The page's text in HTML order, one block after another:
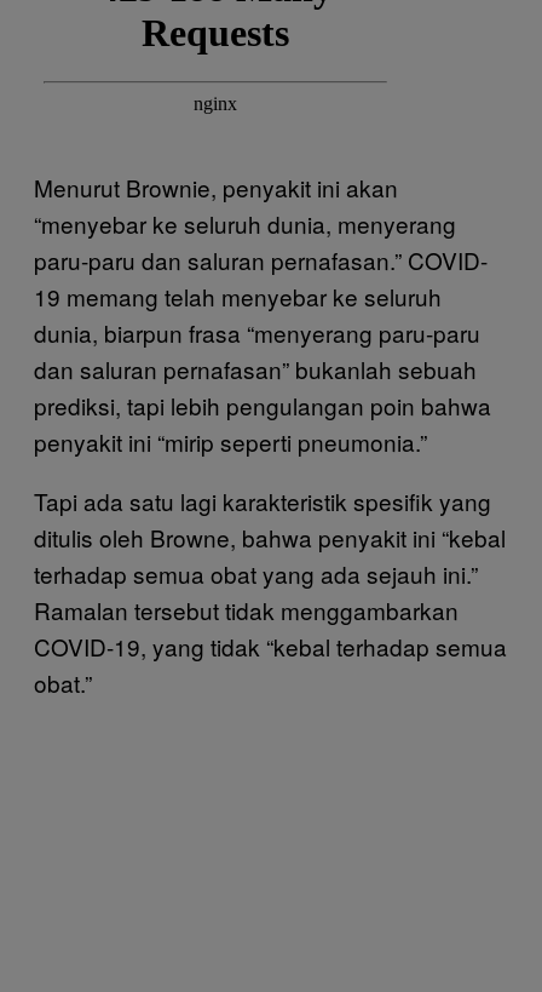
Menurut Brownie, penyakit ini akan
“menyebar ke seluruh dunia, menyerang
paru-paru dan saluran pernafasan.” COVID-
19 memang telah menyebar ke seluruh
dunia, biarpun frasa “menyerang paru-paru
dan saluran pernafasan” bukanlah sebuah
prediksi, tapi lebih pengulangan poin bahwa
penyakit ini “mirip seperti pneumonia.”
Tapi ada satu lagi karakteristik spesifik yang
ditulis oleh Browne, bahwa penyakit ini “kebal
terhadap semua obat yang ada sejauh ini.”
Ramalan tersebut tidak menggambarkan
COVID-19, yang tidak “kebal terhadap semua
obat.”